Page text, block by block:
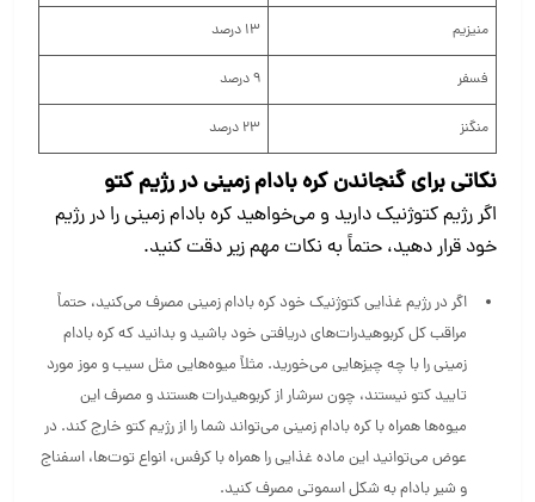
منیزیم 13 درصد
فسفر 9 درصد
منگنز 23 درصد
نکاتی برای گنجاندن کره بادام زمینی در رژیم کتو
اگر رژیم کتوژنیک دارید و می‌خواهید کره بادام زمینی را در رژیم
خود قرار دهید، حتماً به نکات مهم زیر دقت کنید.
اگر در رژیم غذایی کتوژنیک خود کره بادام زمینی مصرف می‌کنید، حتماً
مراقب کل کربوهیدرات‌های دریافتی خود باشید و بدانید که کره بادام
زمینی را با چه چیزهایی می‌خورید. مثلاً میوه‌هایی مثل سیب و موز مورد
تایید کتو نیستند، چون سرشار از کربوهیدرات هستند و مصرف این
میوه‌ها همراه با کره بادام زمینی می‌تواند شما را از رژیم کتو خارج کند. در
عوض می‌توانید این ماده غذایی را همراه با کرفس، انواع توت‌ها، اسفناج
و شیر بادام به شکل اسموتی مصرف کنید.